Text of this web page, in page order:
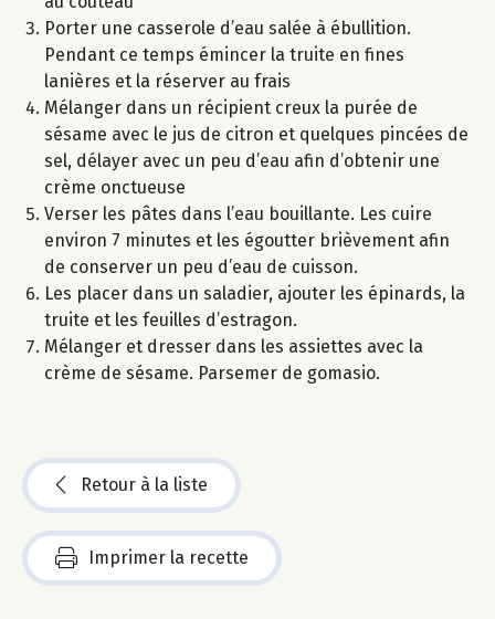
Porter une casserole d’eau salée à ébullition.
Pendant ce temps émincer la truite en fines
lanières et la réserver au frais
Mélanger dans un récipient creux la purée de
sésame avec le jus de citron et quelques pincées de
sel, délayer avec un peu d’eau afin d’obtenir une
crème onctueuse
Verser les pâtes dans l’eau bouillante. Les cuire
environ 7 minutes et les égoutter brièvement afin
de conserver un peu d’eau de cuisson.
Les placer dans un saladier, ajouter les épinards, la
truite et les feuilles d’estragon.
Mélanger et dresser dans les assiettes avec la
crème de sésame. Parsemer de gomasio.
Retour à la liste
Imprimer la recette